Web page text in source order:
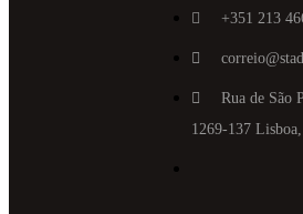
+351 213
Rua de São
1269-137